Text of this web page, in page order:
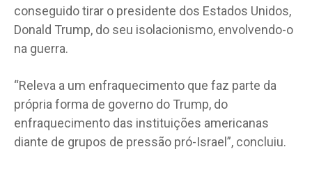
conseguido tirar o presidente dos Estados Unidos,
Donald Trump, do seu isolacionismo, envolvendo-o
na guerra.
“Releva a um enfraquecimento que faz parte da
própria forma de governo do Trump, do
enfraquecimento das instituições americanas
diante de grupos de pressão pró-Israel”, concluiu.